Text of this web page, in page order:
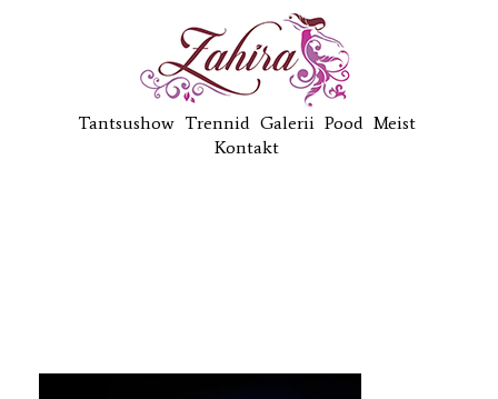
Tantsushow Trennid Galerii Pood Meist
Kontakt